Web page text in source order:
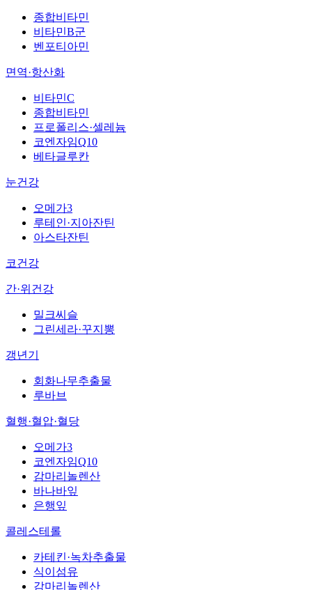
종합비타민
비타민B군
벤포티아민
면역·항산화
비타민C
종합비타민
프로폴리스·셀레늄
코엔자임Q10
베타글루칸
눈건강
오메가3
루테인·지아잔틴
아스타잔틴
코건강
간·위건강
밀크씨슬
그린세라·꾸지뽕
갱년기
회화나무추출물
루바브
혈행·혈압·혈당
오메가3
코엔자임Q10
감마리놀렌산
바나바잎
은행잎
콜레스테롤
카테킨·녹차추출물
식이섬유
감마리놀렌산